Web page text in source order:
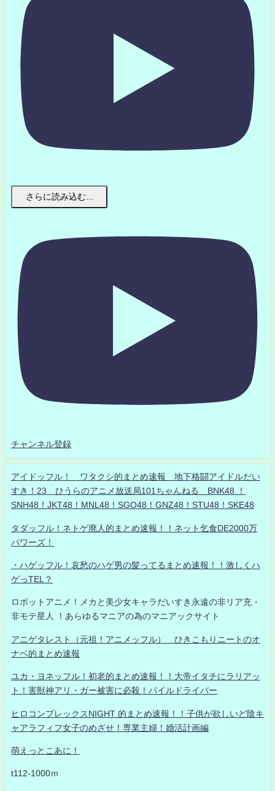
さらに読み込む...
チャンネル登録
アイドッフル！ ワタクシ的まとめ速報 地下格闘アイドルだい
すき！23 ひうらのアニメ放送局101ちゃんねる BNK48 ！
SNH48！JKT48！MNL48！SGO48！GNZ48！STU48！SKE48
タダッフル！ネトゲ廃人的まとめ速報！！ネット乞食DE2000万
パワーズ！
・ハゲッフル！哀愁のハゲ男の髪ってるまとめ速報！！激しくハ
ゲっTEL？
ロボットアニメ！メカと美少女キャラだいすき永遠の非リア充・
非モテ星人 ！あらゆるマニアの為のマニアックサイト
アニゲタレスト（元祖！アニメッフル） ひきこもりニートのオ
ナベ的まとめ速報
ユカ・ヨネッフル！初老的まとめ速報！！大帝イタチにラリアッ
ト！害獣神アリ・ガー被害に必殺！パイルドライバー
ヒロコンプレックスNIGHT 的まとめ速報！！子供が欲しいど陰キ
ャアラフィフ女子のめざせ！専業主婦！婚活計画編
萌えっとこあに！
t112-1000ｍ